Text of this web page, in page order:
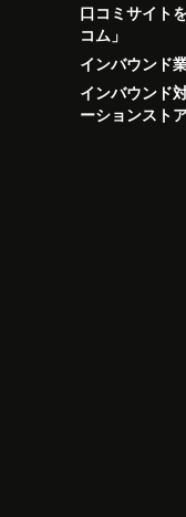
口コミサイト
コム」
インバウンド
インバウンド
ーションストア